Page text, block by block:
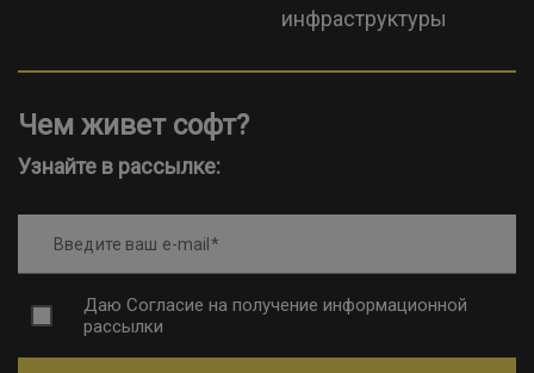
инфраструктуры
Чем живет софт?
Узнайте в рассылке:
Введите ваш e-mail
Даю Согласие на получение информационной
рассылки